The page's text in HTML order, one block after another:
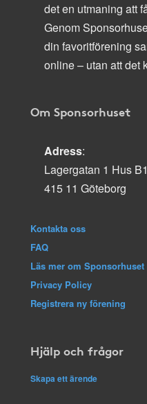
det en utmaning att
Genom
din favoritförening
online – utan att det
Om Sponsorhuset
Adress:
Lagergatan 1 Hus
415 11 Göteborg
Kontakta oss
FAQ
Läs mer om Sponsorhuset
Privacy Policy
Registrera ny förening
Hjälp och frågor
Skapa ett ärende